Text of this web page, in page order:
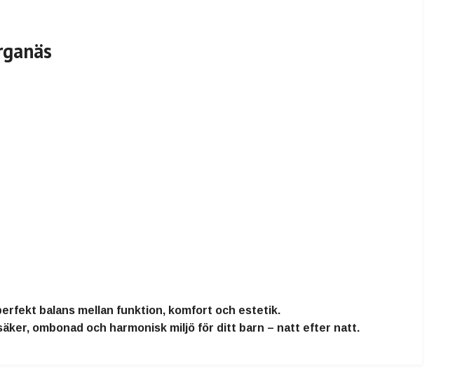
balans mellan funktion, komfort och estetik.
ombonad och harmonisk miljö för ditt barn – natt efter natt.